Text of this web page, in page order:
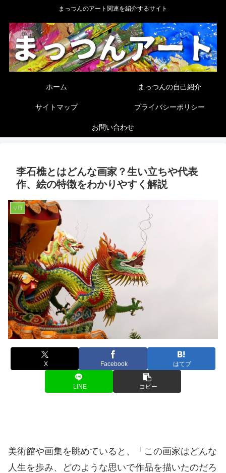
まっつんのアート関連を紹介するサイト
ホーム まっつんの自己紹介
サイトマップ プライバシーポリシー
お問い合わせ
李石樵とはどんな画家？生い立ちや代表
作、絵の特徴をわかりやすく解説
り行
X Facebook はてブ
LINE コピー
美術館や画集を眺めていると、「この画家はどんな
人生を歩み、どのような思いで作品を描いたのだろ